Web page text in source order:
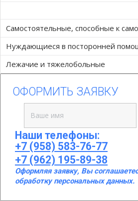
Самостоятельные, способные к
Нуждающиеся в посторонней
Лежачие и тяжелобольные
ОФОРМИТЬ ЗАЯВКУ
Наши телефоны:
+7 (958) 583-76-77
+7 (962) 195-89-38
Оформляя заявку, Вы
обработку персональных данных.